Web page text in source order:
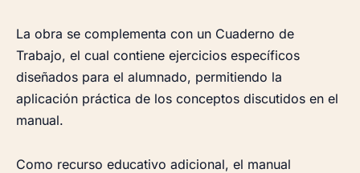
La obra se complementa con un Cuaderno de
Trabajo, el cual contiene ejercicios específicos
diseñados para el alumnado, permitiendo la
aplicación práctica de los conceptos discutidos en el
manual.
Como recurso educativo adicional, el manual